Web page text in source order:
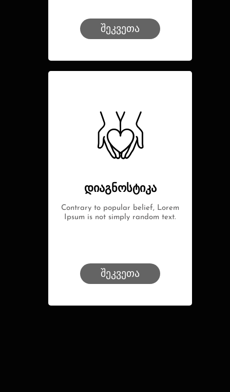
შეკვეთა
დიაგნოსტიკა
Contrary to popular belief, Lorem
Ipsum is not simply random text.
შეკვეთა